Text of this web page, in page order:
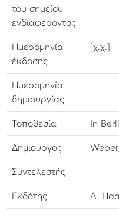
του σημείου
ενδιαφέροντος
Ημερομηνία
έκδοσης
[χ.χ.]
Ημερομηνία
δημιουργίας
Τοποθεσία In
Δημιουργός
Συντελεστής
Εκδότης A.